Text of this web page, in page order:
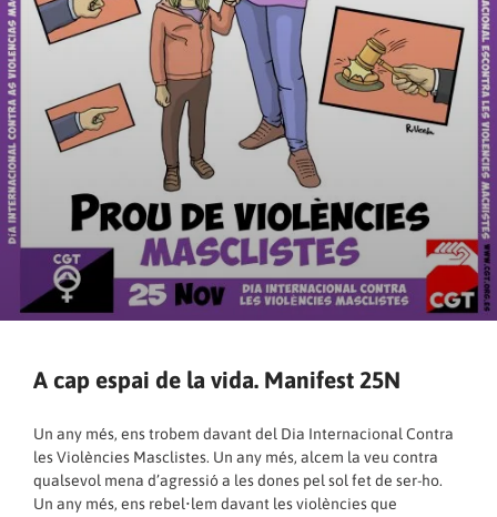
A cap espai de la vida. Manifest 25N
Un any més, ens trobem davant del Dia Internacional Contra
les Violències Masclistes. Un any més, alcem la veu contra
qualsevol mena d’agressió a les dones pel sol fet de ser-ho.
Un any més, ens rebel•lem davant les violències que